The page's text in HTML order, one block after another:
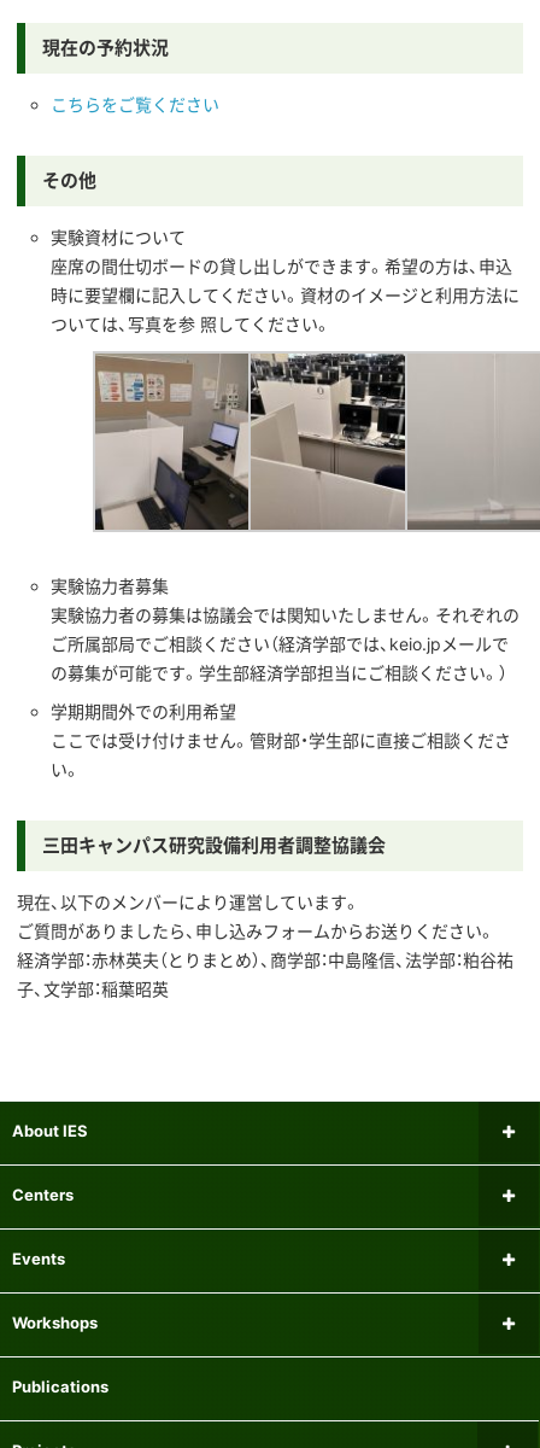
現在の予約状況
こちらをご覧ください
その他
実験資材について
座席の間仕切ボードの貸し出しができます。希望の方は、申込
時に要望欄に記入してください。資材のイメージと利用方法に
ついては、写真を参 照してください。
実験協力者募集
実験協力者の募集は協議会では関知いたしません。それぞれの
ご所属部局でご相談ください（経済学部では、keio.jpメールで
の募集が可能です。学生部経済学部担当にご相談ください。）
学期期間外での利用希望
ここでは受け付けません。管財部・学生部に直接ご相談くださ
い。
三田キャンパス研究設備利用者調整協議会
現在、以下のメンバーにより運営しています。
ご質問がありましたら、申し込みフォームからお送りください。
経済学部：赤林英夫（とりまとめ）、商学部：中島隆信、法学部：粕谷祐
子、文学部：稲葉昭英
About IES
Message from the Director
Mailing list
Centers
Research Center for Financial Gerontology
Center for Research on Equality of Opportunity for Children
Events
Upcoming Events
Workshops
Microeconomics Workshop
Publications